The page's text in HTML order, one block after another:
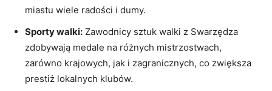
miastu wiele radości i dumy.
Sporty walki: Zawodnicy sztuk walki z Swarzędza
zdobywają medale na różnych mistrzostwach,
zarówno krajowych, jak i zagranicznych, co zwiększa
prestiż lokalnych klubów.